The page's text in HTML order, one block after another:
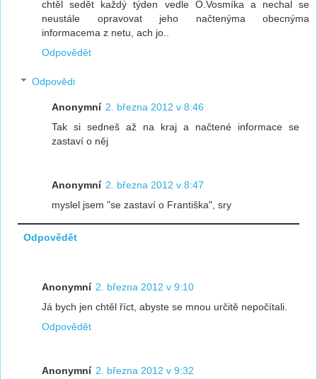
chtěl sedět každý týden vedle O.Vosmíka a nechal se
neustále opravovat jeho načtenýma obecnýma
informacema z netu, ach jo..
Odpovědět
Odpovědi
Anonymní 2. března 2012 v 8:46
Tak si sedneš až na kraj a načtené informace se
zastaví o něj
Anonymní 2. března 2012 v 8:47
myslel jsem "se zastaví o Františka", sry
Odpovědět
Anonymní 2. března 2012 v 9:10
Já bych jen chtěl říct, abyste se mnou určitě nepočítali.
Odpovědět
Anonymní 2. března 2012 v 9:32